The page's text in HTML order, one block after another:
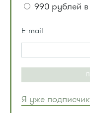
990 рублей в
E-mail
Я уже подписчик